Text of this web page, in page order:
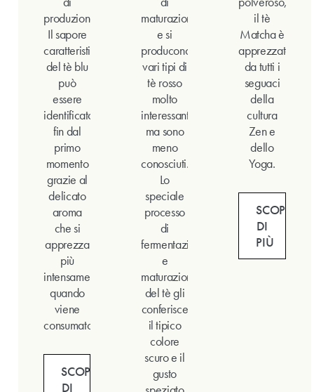
produzione.
Il sapore
caratteristico
del tè blu
può
essere
identificato
fin dal
primo
momento
grazie al
delicato
aroma
che si
apprezza
più
intensamente
quando
viene
consumato.
SCOPRI
DI
maturazione
e si
producono
vari tipi di
tè rosso
molto
interessanti,
ma sono
meno
conosciuti.
Lo
speciale
processo
di
fermentazione
e
maturazione
del tè gli
conferisce
il tipico
colore
scuro e il
gusto
il tè
Matcha è
apprezzato
da tutti i
seguaci
della
cultura
Zen e
dello
Yoga.
SCOPRI
DI
PIÙ